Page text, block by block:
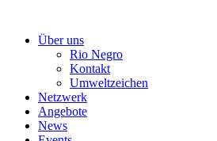
Über uns
Rio Negro
Kontakt
Umweltzeichen
Netzwerk
Angebote
News